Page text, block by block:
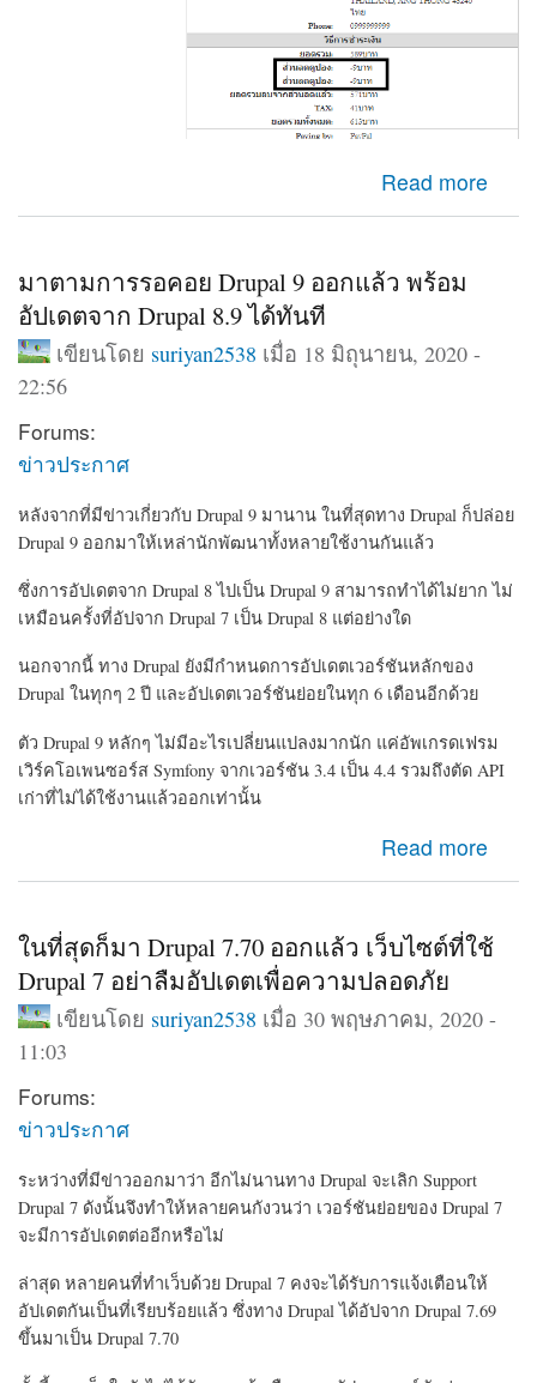
Read more
about Check out Ubercart ระบบไปคำนวนส่วนลดสองครั้ง
มาตามการรอคอย Drupal 9 ออกแล้ว พร้อม
อัปเดตจาก Drupal 8.9 ได้ทันที
เขียนโดย suriyan2538 เมื่อ 18 มิถุนายน, 2020 -
22:56
Forums:
ข่าวประกาศ
หลังจากที่มีข่าวเกี่ยวกับ Drupal 9 มานาน ในที่สุดทาง Drupal ก็ปล่อย
Drupal 9 ออกมาให้เหล่านักพัฒนาทั้งหลายใช้งานกันแล้ว
ซึ่งการอัปเดตจาก Drupal 8 ไปเป็น Drupal 9 สามารถทำได้ไม่ยาก ไม่
เหมือนครั้งที่อัปจาก Drupal 7 เป็น Drupal 8 แต่อย่างใด
นอกจากนี้ ทาง Drupal ยังมีกำหนดการอัปเดตเวอร์ชันหลักของ
Drupal ในทุกๆ 2 ปี และอัปเดตเวอร์ชันย่อยในทุก 6 เดือนอีกด้วย
ตัว Drupal 9 หลักๆ ไม่มีอะไรเปลี่ยนแปลงมากนัก แค่อัพเกรดเฟรม
เวิร์คโอเพนซอร์ส Symfony จากเวอร์ชัน 3.4 เป็น 4.4 รวมถึงตัด API
เก่าที่ไม่ได้ใช้งานแล้วออกเท่านั้น
Read more
about มาตามการรอคอย Drupal 9 ออกแล้ว พร้อมอัปเดต
จาก Drupal 8.9 ได้ทันที
ในที่สุดก็มา Drupal 7.70 ออกแล้ว เว็บไซต์ที่ใช้
Drupal 7 อย่าลืมอัปเดตเพื่อความปลอดภัย
เขียนโดย suriyan2538 เมื่อ 30 พฤษภาคม, 2020 -
11:03
Forums:
ข่าวประกาศ
ระหว่างที่มีข่าวออกมาว่า อีกไม่นานทาง Drupal จะเลิก Support
Drupal 7 ดังนั้นจึงทำให้หลายคนกังวนว่า เวอร์ชันย่อยของ Drupal 7
จะมีการอัปเดตต่ออีกหรือไม่
ล่าสุด หลายคนที่ทำเว็บด้วย Drupal 7 คงจะได้รับการแจ้งเตือนให้
อัปเดตกันเป็นที่เรียบร้อยแล้ว ซึ่งทาง Drupal ได้อัปจาก Drupal 7.69
ขึ้นมาเป็น Drupal 7.70